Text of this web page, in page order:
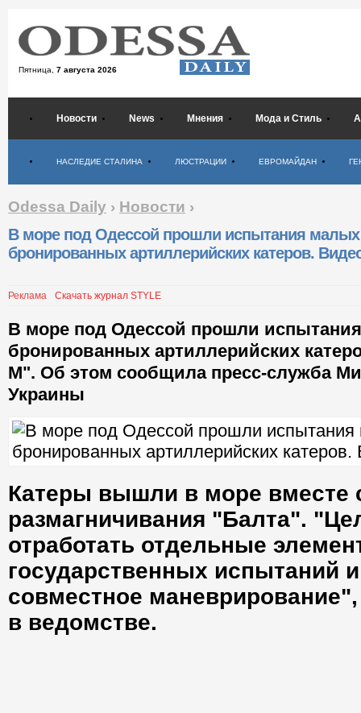
Пятница, 7 августа 2026
Новости News Мнения Мода и Стиль
НАСЛЕДИЕ СТАЛИНА ЛЮСТРАЦИИ ЕВРОМАЙДАН
Odessa Daily › Новости ›
В море под Одессой прошли испытания малых
бронированных артиллерийских катеров.
Реклама Скачать журнал STYLE
В море под Одессой прошли
бронированных артиллерийских
М". Об этом сообщила пресс-служба
Украины
Катеры вышли в море вместе
размагничивания "Балта".
отработать отдельные
государственных испытаний
совместное маневрирование",
в ведомстве.